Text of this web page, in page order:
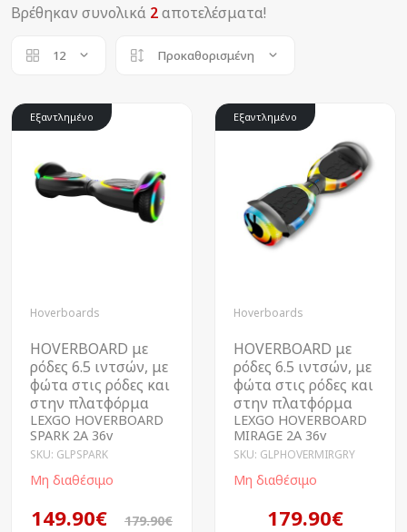
Βρέθηκαν συνολικά 2αποτελέσματα!
12 Προκαθορισμένη
Εξαντλημένο
Hoverboards
HOVERBOARD με
ρόδες 6.5 ιντσών, με
φώτα στις ρόδες και
στην πλατφόρμα
LEXGO HOVERBOARD
SPARK 2A 36v
SKU: GLPSPARK
Μη διαθέσιμο
149.90€ 179.90€
Εξαντλημένο
Hoverboards
HOVERBOARD με
ρόδες 6.5 ιντσών, με
φώτα στις ρόδες και
στην πλατφόρμα
LEXGO HOVERBOARD
MIRAGE 2A 36v
SKU: GLPHOVERMIRGRY
Μη διαθέσιμο
179.90€